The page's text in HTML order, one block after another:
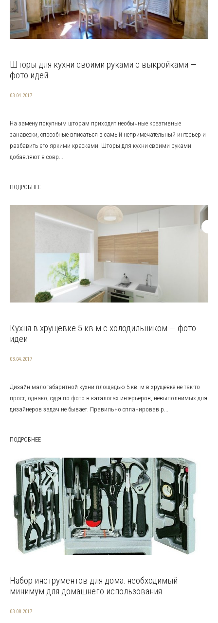
Шторы для кухни своими руками с выкройками —
фото идей
03.04.2017
На замену покупным шторам приходят необычные креативные
занавески, способные вписаться в самый непримечательный интерьер и
разбавить его яркими красками. Шторы для кухни своими руками
добавляют в совр...
ПОДРОБНЕЕ
Кухня в хрущевке 5 кв м с холодильником — фото
идеи
03.04.2017
Дизайн малогабаритной кухни площадью 5 кв. м в хрущёвке не так-то
прост, однако, судя по фото в каталогах интерьеров, невыполнимых для
дизайнеров задач не бывает. Правильно спланировав р...
ПОДРОБНЕЕ
Набор инструментов для дома: необходимый
минимум для домашнего использования
03.08.2017